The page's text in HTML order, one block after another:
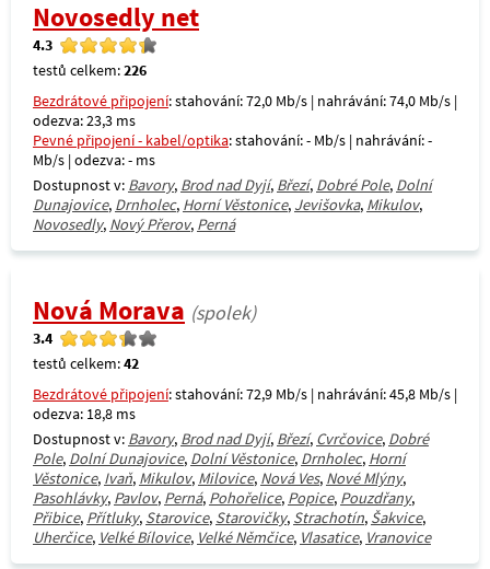
Novosedly net
4.3
testů celkem:226
Bezdrátové připojení: stahování: 72,0 Mb/s | nahrávání: 74,0 Mb/s |
odezva: 23,3 ms
Pevné připojení - kabel/optika: stahování: - Mb/s | nahrávání: -
Mb/s | odezva: - ms
Dostupnost v: Bavory, Brod nad Dyjí, Březí, Dobré Pole, Dolní
Dunajovice, Drnholec, Horní Věstonice, Jevišovka, Mikulov,
Novosedly, Nový Přerov, Perná
Nová Morava (spolek)
3.4
testů celkem:42
Bezdrátové připojení: stahování: 72,9 Mb/s | nahrávání: 45,8 Mb/s |
odezva: 18,8 ms
Dostupnost v: Bavory, Brod nad Dyjí, Březí, Cvrčovice, Dobré
Pole, Dolní Dunajovice, Dolní Věstonice, Drnholec, Horní
Věstonice, Ivaň, Mikulov, Milovice, Nová Ves, Nové Mlýny,
Pasohlávky, Pavlov, Perná, Pohořelice, Popice, Pouzdřany,
Přibice, Přítluky, Starovice, Starovičky, Strachotín, Šakvice,
Uherčice, Velké Bílovice, Velké Němčice, Vlasatice, Vranovice